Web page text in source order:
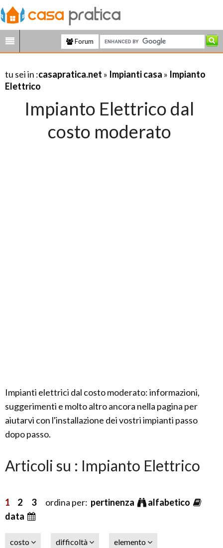
Forum
tu sei in :casapratica.net » Impianti casa » Impianto
Elettrico
Impianto Elettrico dal
costo moderato
Impianti elettrici dal costo moderato: informazioni,
suggerimenti e molto altro ancora nella pagina per
aiutarvi con l'installazione dei vostri impianti passo
dopo passo.
Articoli su : Impianto Elettrico
1 2 3ordina per: pertinenza
alfabetico
data
costo difficoltà
elemento